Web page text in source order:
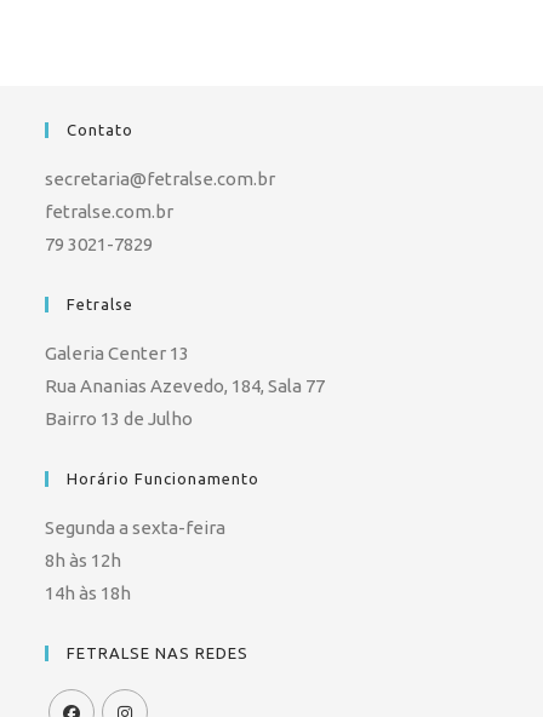
Contato
secretaria@fetralse.com.br
fetralse.com.br
79 3021-7829
Fetralse
Galeria Center 13
Rua Ananias Azevedo, 184, Sala 77
Bairro 13 de Julho
Horário Funcionamento
Segunda a sexta-feira
8h às 12h
14h às 18h
FETRALSE NAS REDES